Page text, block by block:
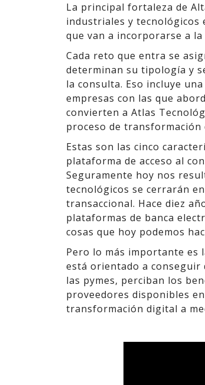
La principal fortaleza de
industriales y tecnológicos
que van a incorporarse a
Cada reto que entra se
determinan su tipología y
la consulta. Eso incluye
empresas con las que
convierten a Atlas
proceso de
Estas son las cinco
plataforma de acceso al
Seguramente hoy nos
tecnológicos se cerrarán
transaccional. Hace diez
plataformas de banca
cosas que hoy podemos
Pero lo más importante es
está orientado a conseguir
las pymes, perciban los
proveedores disponibles
transformación digital a